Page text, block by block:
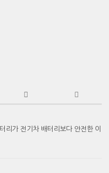
리가 전기차 배터리보다 안전한 이